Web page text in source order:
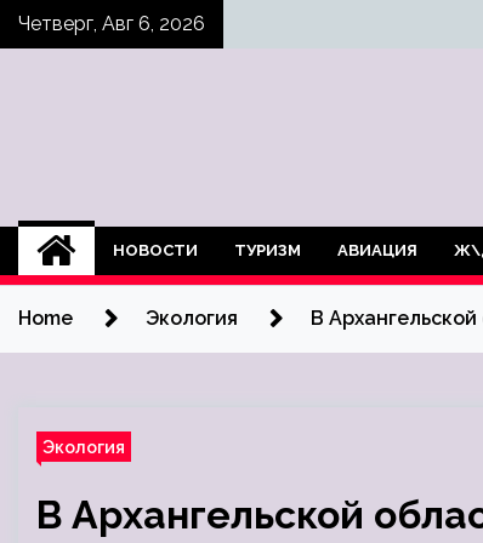
SkipЧетверг, Авг 6, 2026
НОВОСТИ ТУРИЗМ АВИАЦИЯ
Home Экология В
Экология
В Архангельской